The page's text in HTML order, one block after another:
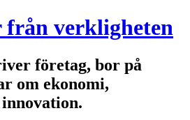
företag, bor på
om ekonomi,